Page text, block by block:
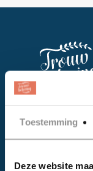
Toestemming
Deze website